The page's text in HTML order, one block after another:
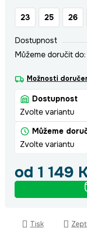
23 25 26
Dostupnost
Můžeme doručit do:
Možnosti
Dostupnost
Zvolte variantu
Můžeme
Zvolte variantu
od 1 149
Tisk